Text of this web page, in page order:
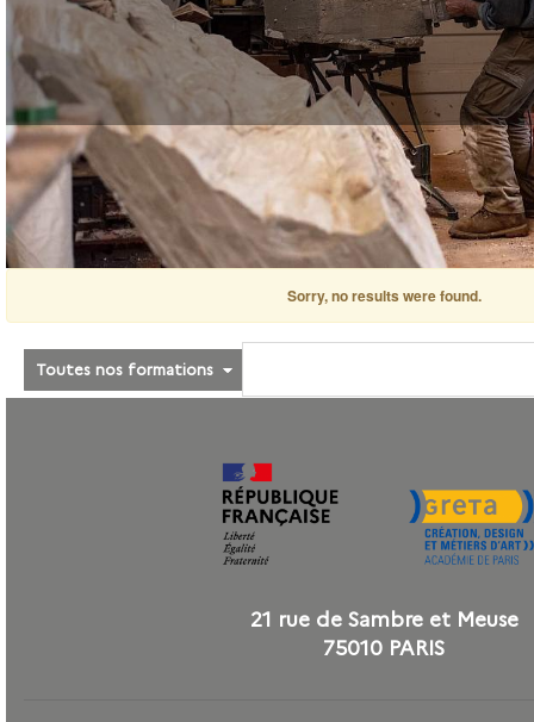
Sorry, no results were found.
Toutes nos formations
21 rue de Sambre et Meuse
75010 PARIS